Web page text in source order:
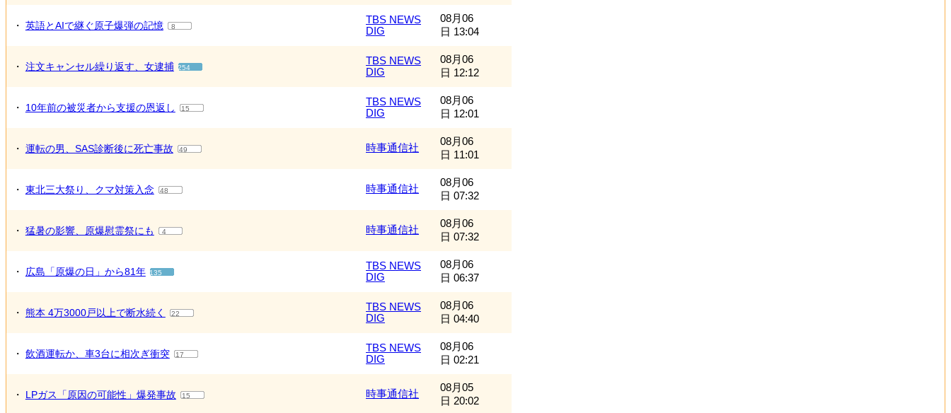
・ 英語とAIで継ぐ原子爆弾の記憶 8
TBS NEWS
DIG
08月06
日 13:04
・ 注文キャンセル繰り返す、女逮捕 254
TBS NEWS
DIG
08月06
日 12:12
・ 10年前の被災者から支援の恩返し 15
TBS NEWS
DIG
08月06
日 12:01
・ 運転の男、SAS診断後に死亡事故 49 時事通信社
08月06
日 11:01
・ 東北三大祭り、クマ対策入念 48 時事通信社
08月06
日 07:32
・ 猛暑の影響、原爆慰霊祭にも 4 時事通信社
08月06
日 07:32
・ 広島「原爆の日」から81年 135
TBS NEWS
DIG
08月06
日 06:37
・ 熊本 4万3000戸以上で断水続く 22
TBS NEWS
DIG
08月06
日 04:40
・ 飲酒運転か、車3台に相次ぎ衝突 17
TBS NEWS
DIG
08月06
日 02:21
・ LPガス「原因の可能性」爆発事故 15 時事通信社
08月05
日 20:02